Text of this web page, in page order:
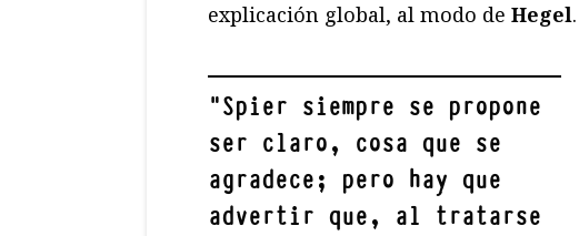
explicación global, al modo de Hegel.
"Spier siempre se propone
ser claro, cosa que se
agradece; pero hay que
advertir que, al tratarse